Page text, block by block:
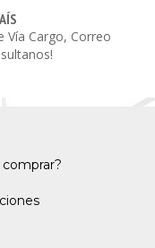
Vía Cargo, Correo